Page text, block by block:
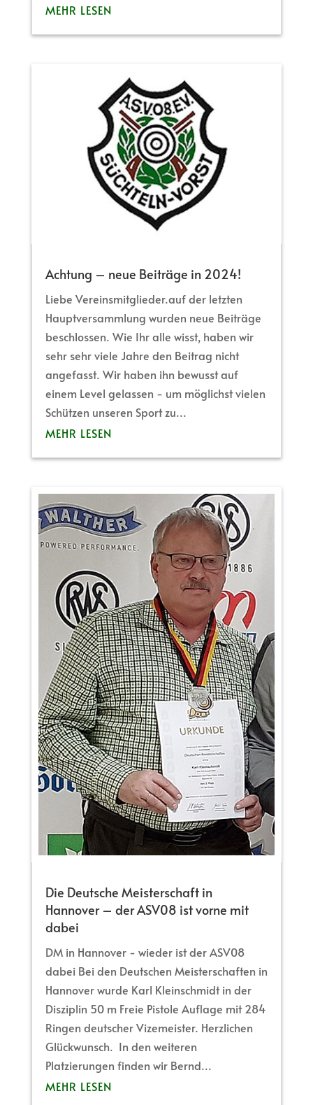
MEHR LESEN
Achtung – neue Beiträge in 2024!
Liebe Vereinsmitglieder.auf der letzten
Hauptversammlung wurden neue Beiträge
beschlossen. Wie Ihr alle wisst, haben wir
sehr sehr viele Jahre den Beitrag nicht
angefasst. Wir haben ihn bewusst auf
einem Level gelassen - um möglichst vielen
Schützen unseren Sport zu...
MEHR LESEN
Die Deutsche Meisterschaft in
Hannover – der ASV08 ist vorne mit
dabei
DM in Hannover - wieder ist der ASV08
dabei Bei den Deutschen Meisterschaften in
Hannover wurde Karl Kleinschmidt in der
Disziplin 50 m Freie Pistole Auflage mit 284
Ringen deutscher Vizemeister. Herzlichen
Glückwunsch. In den weiteren
Platzierungen finden wir Bernd...
MEHR LESEN